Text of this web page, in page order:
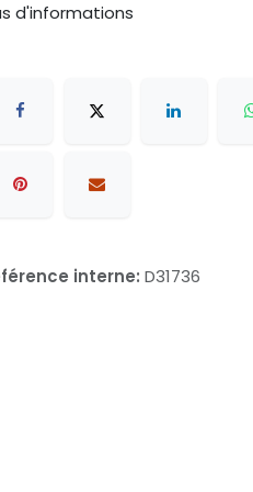
d'informations
interne: D31736